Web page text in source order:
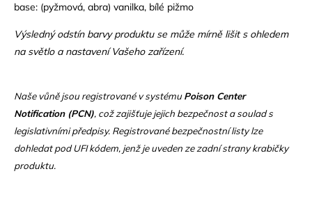
base: (pyžmová, abra) vanilka, bílé pižmo
Výsledný odstín barvy produktu se může mírně lišit s ohledem
na světlo a nastavení Vašeho zařízení.
Naše vůně jsou registrované v systémuPoison Center
Notification (PCN), což zajišťuje jejich bezpečnost a soulad s
legislativními předpisy. Registrované bezpečnostní listy lze
dohledat pod UFI kódem, jenž je uveden ze zadní strany krabičky
produktu.